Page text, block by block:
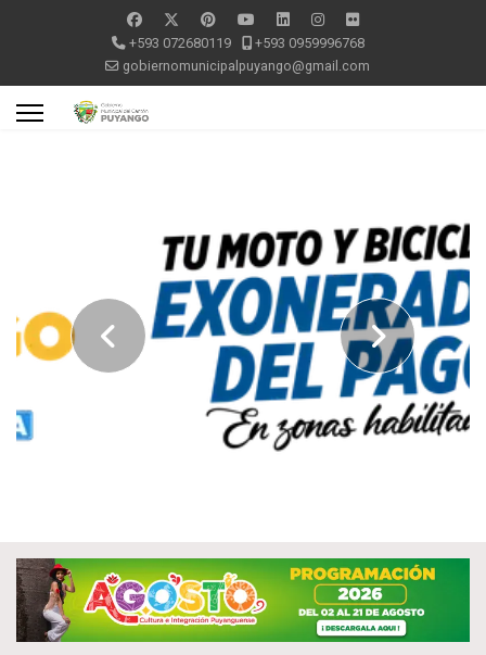
+593 072680119
+593 0959996768
gobiernomunicipalpuyango@gmail.com